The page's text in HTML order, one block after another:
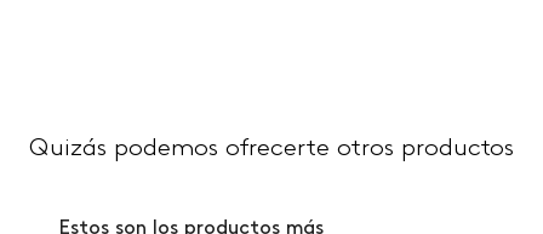
Quizás podemos ofrecerte otros productos
Estos son los productos más